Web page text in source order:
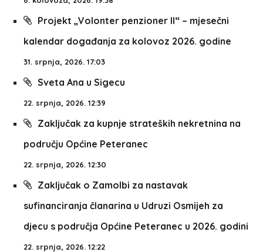
Projekt „Volonter penzioner II“ – mjesečni
kalendar događanja za kolovoz 2026. godine
31. srpnja, 2026. 17:03
Sveta Ana u Sigecu
22. srpnja, 2026. 12:39
Zaključak za kupnje strateških nekretnina na
području Općine Peteranec
22. srpnja, 2026. 12:30
Zaključak o Zamolbi za nastavak
sufinanciranja članarina u Udruzi Osmijeh za
djecu s područja Općine Peteranec u 2026. godini
22. srpnja, 2026. 12:22